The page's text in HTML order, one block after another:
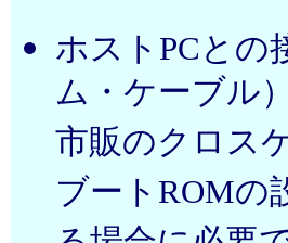
ホストPCとの
ム・ケーブル
市販のクロス
ブートROMの